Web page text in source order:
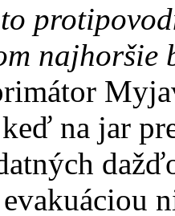
najhoršie
na jar
evakuáciou